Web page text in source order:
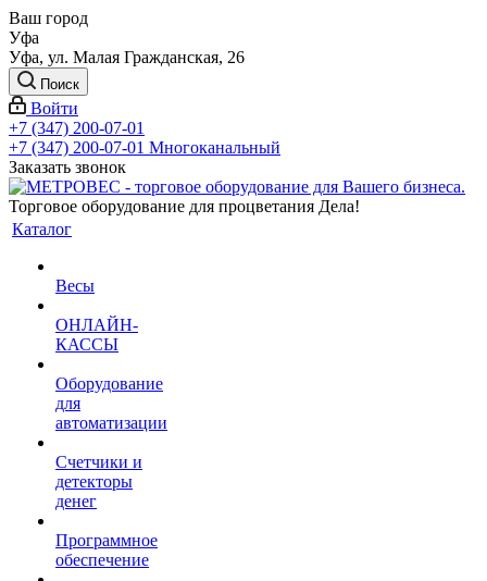
Ваш город
Уфа
Уфа, ул. Малая Гражданская, 26
Поиск
Войти
+7 (347) 200-07-01
+7 (347) 200-07-01 Многоканальный
Заказать звонок
Торговое оборудование для процветания Дела!
Каталог
Весы
ОНЛАЙН-
КАССЫ
Оборудование
для
автоматизации
Счетчики и
детекторы
денег
Программное
обеспечение